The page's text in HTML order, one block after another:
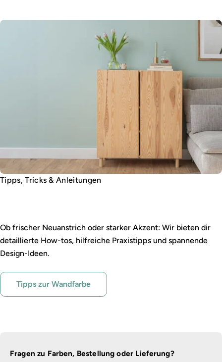
Tipps, Tricks & Anleitungen
Ob frischer Neuanstrich oder starker Akzent: Wir bieten dir
detaillierte How-tos, hilfreiche Praxistipps und spannende
Design-Ideen.
Tipps zur Wandfarbe
Fragen zu Farben, Bestellung oder Lieferung?